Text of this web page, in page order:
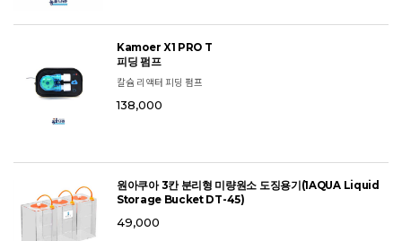
Kamoer X1 PRO T
피딩 펌프
칼슘 리액터 피딩 펌프
138,000
원아쿠아 3칸 분리형 미량원소 도징용기(1AQUA Liquid
Storage Bucket DT-45)
49,000